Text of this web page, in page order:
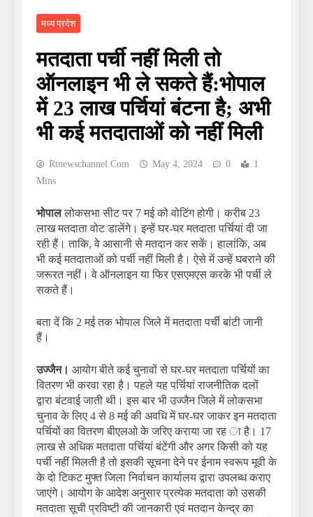
मध्य प्रदेश
मतदाता पर्ची नहीं मिली तो
ऑनलाइन भी ले सकते हैं:भोपाल
में 23 लाख पर्चियां बंटना है; अभी
भी कई मतदाताओं को नहीं मिली
Rtnewschannel.com May 4, 2024 0
1
Mins
भोपाललोकसभा सीट पर 7 मई को वोटिंग होगी। करीब 23
लाख मतदाता वोट डालेंगे। इन्हें घर-घर मतदाता पर्चियां दी जा
रही हैं। ताकि, वे आसानी से मतदान कर सकें। हालांकि, अब
भी कई मतदाताओं को पर्ची नहीं मिली है। ऐसे में उन्हें घबराने की
जरूरत नहीं। वे ऑनलाइन या फिर एसएमएस करके भी पर्ची ले
सकते हैं।
बता दें कि 2 मई तक भोपाल जिले में मतदाता पर्ची बांटी जानी
हैं।
उज्जैन। आयोग बीते कई चुनावों से घर-घर मतदाता पर्चियों का
वितरण भी करवा रहा है। पहले यह पर्चियां राजनीतिक दलों
द्वारा बंटवाई जाती थी। इस बार भी उज्जैन जिले में लोकसभा
चुनाव के लिए 4 से 8 मई की अवधि में घर-घर जाकर इन मतदाता
पर्चियों का वितरण बीएलओ के जरिए कराया जा रह ा है। 17
लाख से अधिक मतदाता पर्चियां बंटेंगी और अगर किसी को यह
पर्ची नहीं मिलती है तो इसकी सूचना देने पर ईनाम स्वरूप मूवी के
के दो टिकट मुफ्त जिला निर्वाचन कार्यालय द्वारा उपलब्ध कराए
जाएंगे। आयोग के आदेश अनुसार प्रत्येक मतदाता को उसकी
मतदाता सूची प्रविष्टी की जानकारी एवं मतदान केन्द्र का